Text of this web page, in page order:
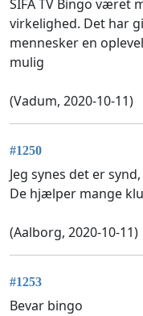
SIFA TV Bingo været
virkelighed. Det har
mennesker en
mulig
(Vadum, 2020-10-11)
#1250
Jeg synes det er
De hjælper mange
(Aalborg, 2020-10-11)
#1253
Bevar bingo